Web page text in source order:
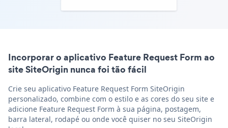
Incorporar o aplicativo Feature Request Form ao
site SiteOrigin nunca foi tão fácil
Crie seu aplicativo Feature Request Form SiteOrigin
personalizado, combine com o estilo e as cores do seu site e
adicione Feature Request Form à sua página, postagem,
barra lateral, rodapé ou onde você quiser no seu SiteOrigin